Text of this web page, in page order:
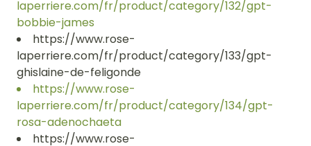
laperriere.com/fr/product/category/132/gpt-
bobbie-james
https://www.rose-
laperriere.com/fr/product/category/133/gpt-
ghislaine-de-feligonde
https://www.rose-
laperriere.com/fr/product/category/134/gpt-
rosa-adenochaeta
https://www.rose-